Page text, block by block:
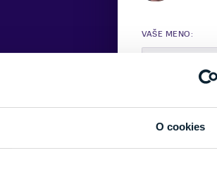
O cookies
VAŠE MENO: